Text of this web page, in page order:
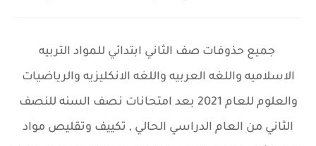
جميع حذوفات صف الثاني ابتدائي للمواد التربيه
الاسلاميه واللغه العربيه واللغه الانكليزيه والرياضيات
والعلوم للعام 2021 بعد امتحانات نصف السنه للنصف
الثاني من العام الدراسي الحالي , تكييف وتقليص مواد